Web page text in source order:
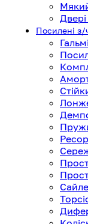
Двері
Посилені з/